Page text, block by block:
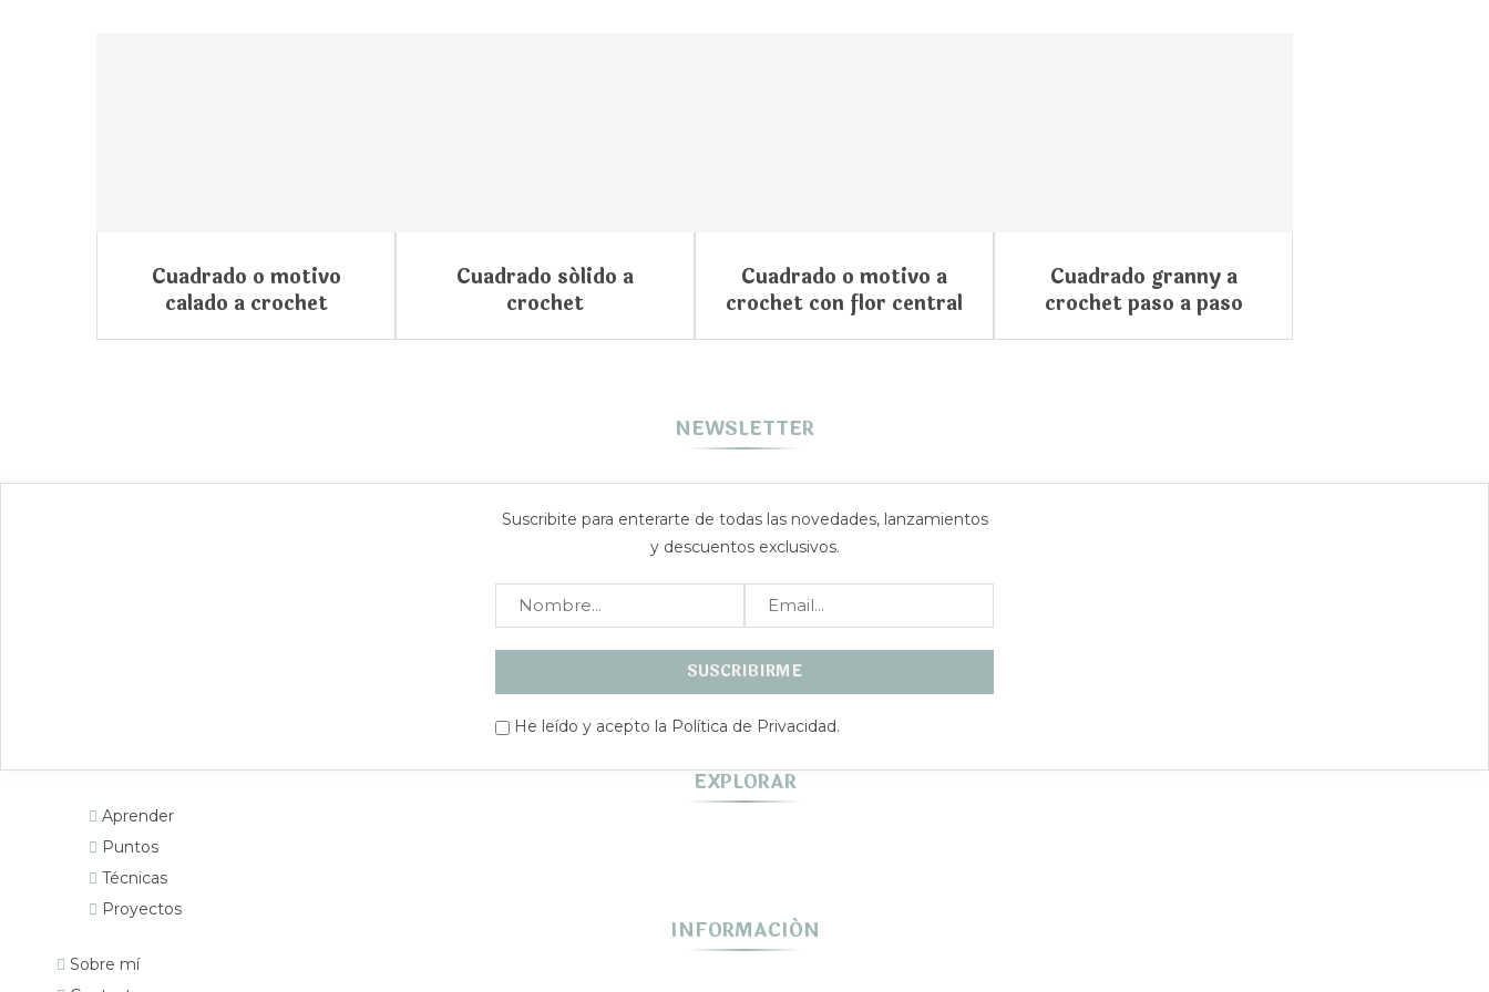
Cuadrado o motivo
calado a crochet
Cuadrado sólido a
crochet
Cuadrado o motivo a
crochet con flor central
Cuadrado granny a
crochet paso a paso
NEWSLETTER
Suscribite para enterarte de todas las novedades, lanzamientos
y descuentos exclusivos.
He leído y acepto la Política de Privacidad.
EXPLORAR
Aprender
Puntos
Técnicas
Proyectos
INFORMACIÓN
Sobre mí